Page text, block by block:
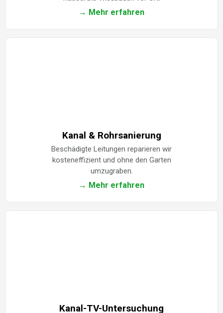
→ Mehr erfahren
Kanal & Rohrsanierung
Beschädigte Leitungen reparieren wir
kosteneffizient und ohne den Garten
umzugraben.
→ Mehr erfahren
Kanal-TV-Untersuchung